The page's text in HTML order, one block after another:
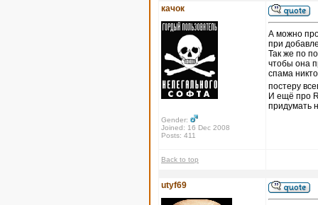
качок
Gender:
Joined: 16 Dec 2008
Posts: 411
А можно
при
Так же по
чтобы она
спама
постеру
И ещё про
придумать
Back to top
utyf69